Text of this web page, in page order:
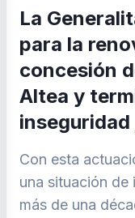
La
para la
concesión
Altea y
Con esta
una situación
más de una